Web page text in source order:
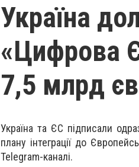
Україна
«Цифрова
7,5 млрд
Україна та ЄС підписали
плану інтеграції до
Telegram-каналі.